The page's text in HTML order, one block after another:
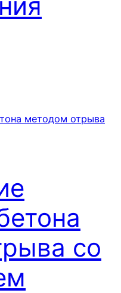
со